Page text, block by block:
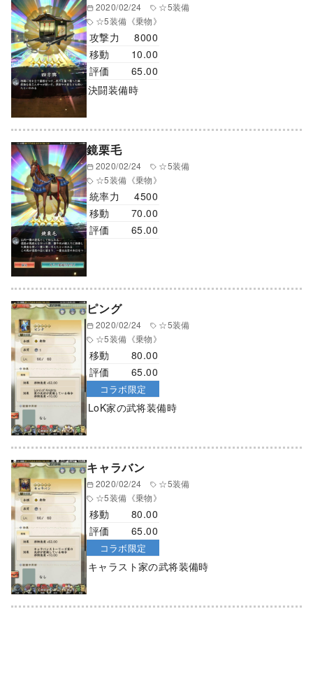
2020/02/24
☆5装備
☆5装備 《乗物》
攻撃力
8000
移動
10.00
評価
65.00
決闘装備時
鏡栗毛
2020/02/24
☆5装備
☆5装備 《乗物》
統率力
4500
移動
70.00
評価
65.00
ピング
2020/02/24
☆5装備
☆5装備 《乗物》
移動
80.00
評価
65.00
コラボ限定
LoK家の武将装備時
キャラバン
2020/02/24
☆5装備
☆5装備 《乗物》
移動
80.00
評価
65.00
コラボ限定
キャラスト家の武将装備時